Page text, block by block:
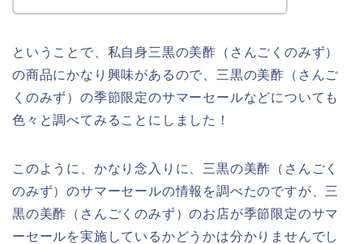
ということで、私自身三黒の美酢（さんごくのみず）
の商品にかなり興味があるので、三黒の美酢（さんご
くのみず）の季節限定のサマーセールなどについても
色々と調べてみることにしました！
このように、かなり念入りに、三黒の美酢（さんごく
のみず）のサマーセールの情報を調べたのですが、三
黒の美酢（さんごくのみず）のお店が季節限定のサマ
ーセールを実施しているかどうかは分かりませんでし